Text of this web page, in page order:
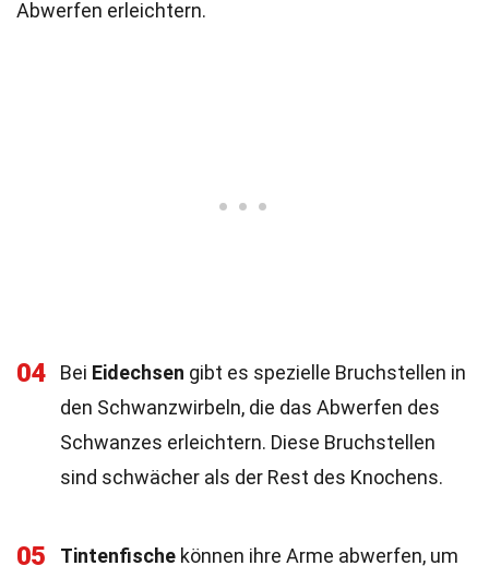
Abwerfen erleichtern.
04 Bei Eidechsen gibt es spezielle Bruchstellen in
den Schwanzwirbeln, die das Abwerfen des
Schwanzes erleichtern. Diese Bruchstellen
sind schwächer als der Rest des Knochens.
05 Tintenfische können ihre Arme abwerfen, um